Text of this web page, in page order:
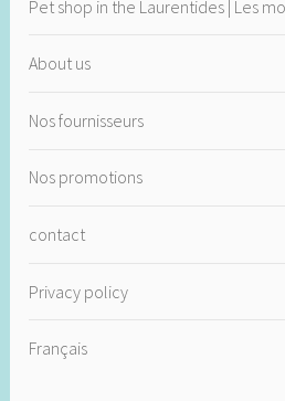
Pet shop in the Laurentides | Les
About us
Nos fournisseurs
Nos promotions
contact
Privacy policy
Français